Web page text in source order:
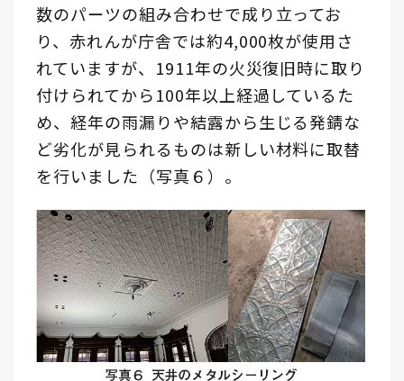
数のパーツの組み合わせで成り立ってお
り、赤れんが庁舎では約4,000枚が使用さ
れていますが、1911年の火災復旧時に取り
付けられてから100年以上経過しているた
め、経年の雨漏りや結露から生じる発錆な
ど劣化が見られるものは新しい材料に取替
を行いました（写真６）。